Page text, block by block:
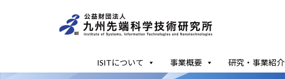
ISITについて 事業概要 研究・事業紹介